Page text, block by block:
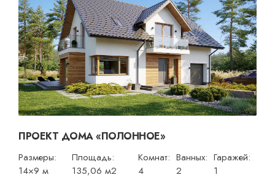
ПРОЕКТ ДОМА «ПОЛОННОЕ»
Размеры:
14×9 м
Площадь:
135,06 м2
Комнат:
4
Ванных:
2
Гаражей:
1